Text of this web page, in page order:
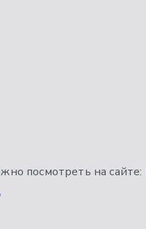
посмотреть на сайте: